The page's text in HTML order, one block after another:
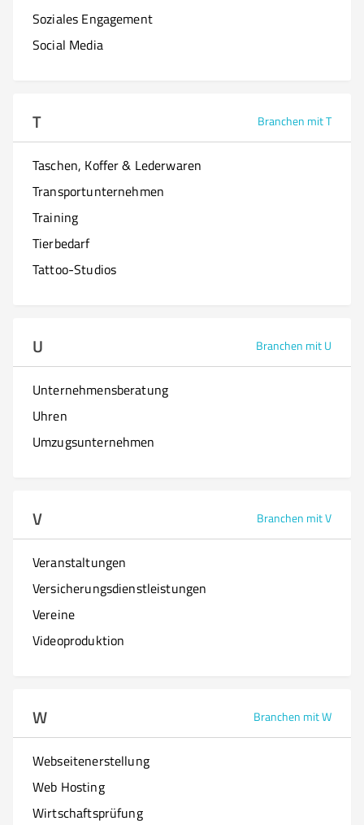
Soziales Engagement
Social Media
T Branchen mit T
Taschen, Koffer & Lederwaren
Transportunternehmen
Training
Tierbedarf
Tattoo-Studios
U Branchen mit U
Unternehmensberatung
Uhren
Umzugsunternehmen
V Branchen mit V
Veranstaltungen
Versicherungsdienstleistungen
Vereine
Videoproduktion
W Branchen mit W
Webseitenerstellung
Web Hosting
Wirtschaftsprüfung